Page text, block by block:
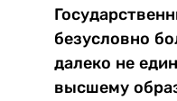
безусловно
далеко не
высшему